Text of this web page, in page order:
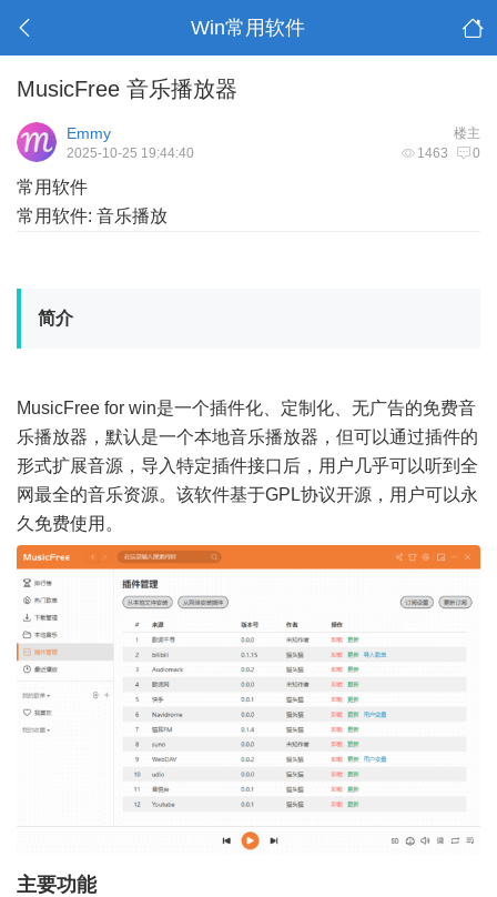
Win常用软件
MusicFree 音乐播放器
楼主
Emmy
1463 0
2025-10-25 19:44:40
常用软件
常用软件: 音乐播放
简介
MusicFree for win是一个插件化、定制化、无广告的免费音
乐播放器，默认是一个本地音乐播放器，但可以通过插件的
形式扩展音源，导入特定插件接口后，用户几乎可以听到全
网最全的音乐资源。该软件基于GPL协议开源，用户可以永
久免费使用。
主要功能